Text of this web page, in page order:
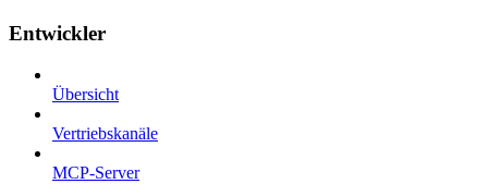
Entwickler
Übersicht
Vertriebskanäle
MCP-Server